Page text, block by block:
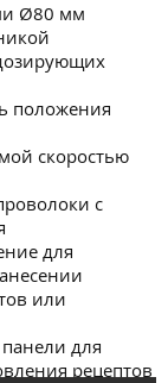
Ø80 мм
положения
скоростью
с
для
или
для
рецептов